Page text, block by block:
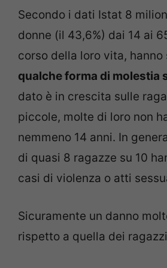
Secondo i dati Istat 8
donne (il 43,6%) dai 14 ai
corso della loro vita, hanno
qualche forma di molestia
dato è in crescita sulle
piccole, molte di loro non
nemmeno 14 anni. In
di quasi 8 ragazze su 10
casi di violenza o atti
Sicuramente un danno
rispetto a quella dei